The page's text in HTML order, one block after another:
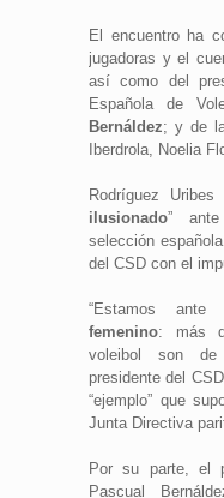
El encuentro ha
jugadoras y el
así como del
Española de
Bernáldez; y de
Iberdrola, Noelia
Rodríguez
ilusionado”
selección
del CSD con el
“Estamos
femenino: más
voleibol son de
presidente del
“ejemplo” que
Junta Directiva
Por su parte, el
Pascual